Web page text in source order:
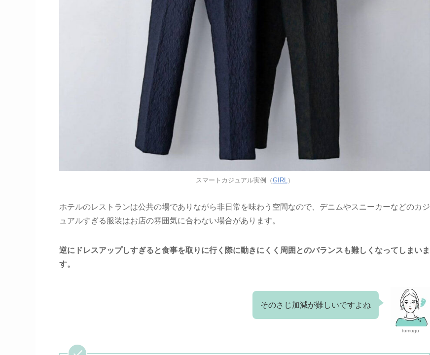
スマートカジュアル実例（GIRL ）
ホテルのレストランは公共の場でありながら非日常を味わう空間なので、デニムやスニーカーなどのカジ
ュアルすぎる服装はお店の雰囲気に合わない場合があります。
逆にドレスアップしすぎると食事を取りに行く際に動きにくく周囲とのバランスも難しくなってしまいま
す。
tumugu
そのさじ加減が難しいですよね